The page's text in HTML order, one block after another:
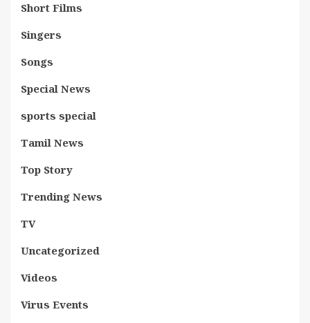
Short Films
Singers
Songs
Special News
sports special
Tamil News
Top Story
Trending News
TV
Uncategorized
Videos
Virus Events